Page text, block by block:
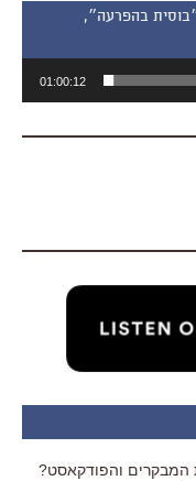
״בוסית בהפרעה״,
01:00:12
המבקרים והפודקאסט?